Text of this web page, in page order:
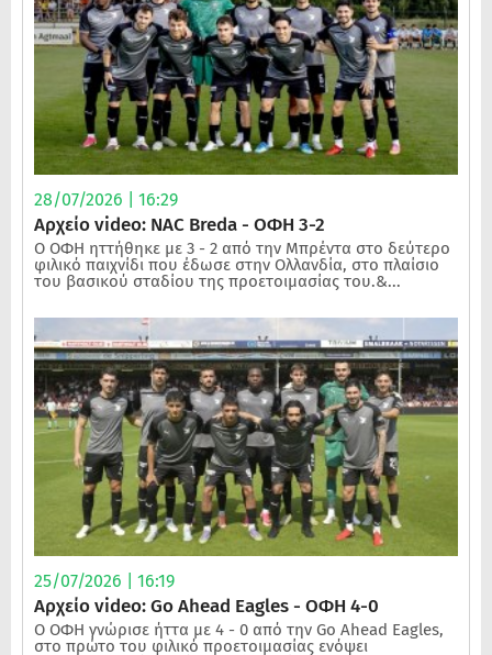
28/07/2026 | 16:29
Αρχείο video: NAC Breda - ΟΦΗ 3-2
Ο ΟΦΗ ηττήθηκε με 3 - 2 από την Μπρέντα στο δεύτερο
φιλικό παιχνίδι που έδωσε στην Ολλανδία, στο πλαίσιο
του βασικού σταδίου της προετοιμασίας του.&...
25/07/2026 | 16:19
Αρχείο video: Go Ahead Eagles - ΟΦΗ 4-0
Ο ΟΦΗ γνώρισε ήττα με 4 - 0 από την Go Ahead Eagles,
στο πρώτο του φιλικό προετοιμασίας ενόψει